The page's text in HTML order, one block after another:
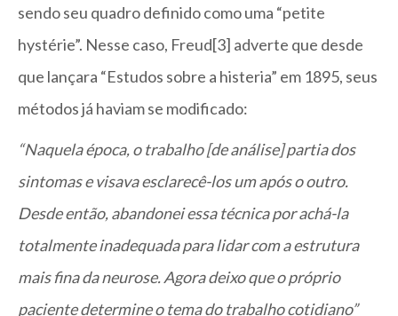
sendo seu quadro definido como uma “petite
hystérie”. Nesse caso, Freud[3] adverte que desde
que lançara “Estudos sobre a histeria” em 1895, seus
métodos já haviam se modificado:
“Naquela época, o trabalho [de análise] partia dos
sintomas e visava esclarecê-los um após o outro.
Desde então, abandonei essa técnica por achá-la
totalmente inadequada para lidar com a estrutura
mais fina da neurose. Agora deixo que o próprio
paciente determine o tema do trabalho cotidiano”